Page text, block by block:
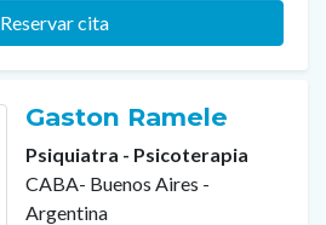
Reservar cita
Gaston Ramele
Psiquiatra - Psicoterapia
CABA- Buenos Aires -
Argentina